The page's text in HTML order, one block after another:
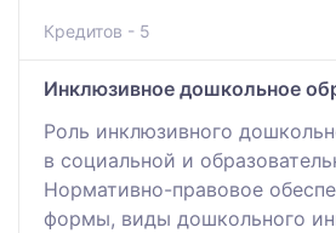
Кредитов - 5
Инклюзивное дошкольное
Роль инклюзивного
в социальной и
Нормативно-правовое
формы, виды дошкольного